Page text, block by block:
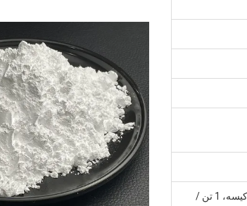
25 کیلوگرم / بشکه، 25 کیلوگرم / کیسه، 1 تن /